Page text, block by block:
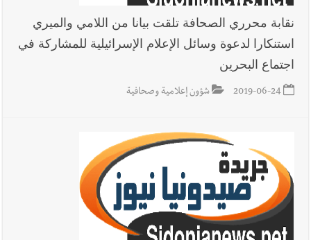
نقابة محرري الصحافة تلقت بيانا من اللامي والميري
استنكارا لدعوة وسائل الإعلام الإسرائيلية للمشاركة في
اجتماع البحرين
2019-06-24 شؤون إعلامية وصحافية